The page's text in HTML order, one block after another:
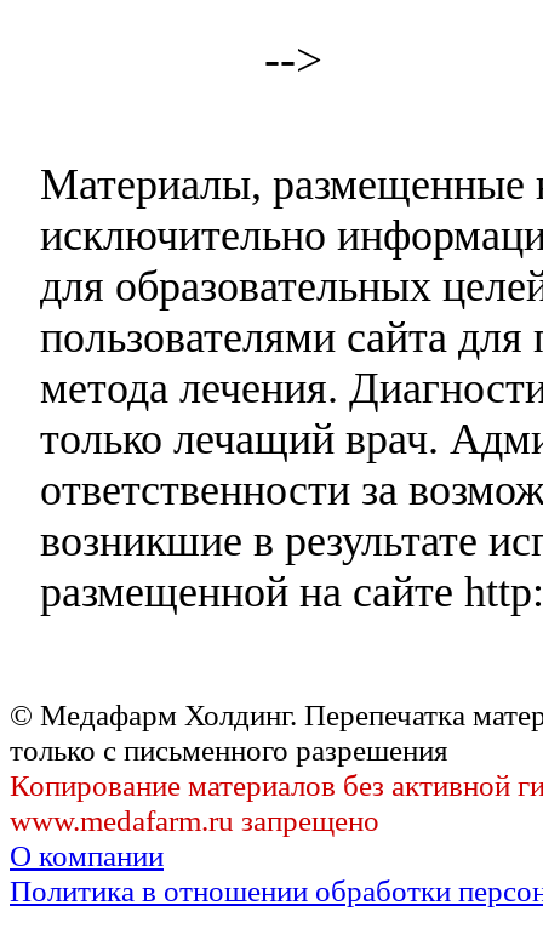
-->
Материалы, размещенные
исключительно
для образовательных
пользователями сайта
метода лечения.
только лечащий врач.
ответственности за
возникшие в результате
размещенной на сайте
© Медафарм Холдинг. Перепечатка
только с письменного разрешения
Копирование материалов без активной
www.medafarm.ru запрещено
О компании
Политика в отношении обработки